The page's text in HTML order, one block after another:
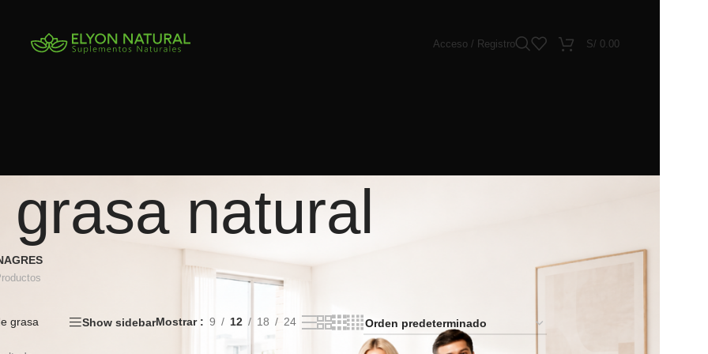
Acceso / Registro S/ 0.00
natural
grasa
Show sidebarMostrar 9 12 18 24